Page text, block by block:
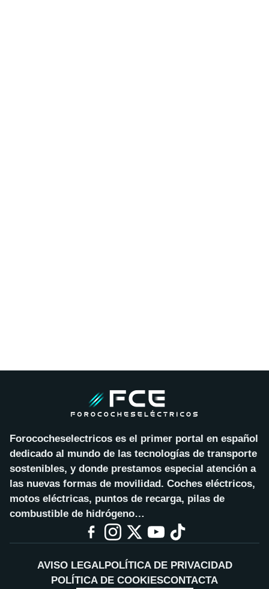
Forococheselectricos es el primer portal en español
dedicado al mundo de las tecnologías de transporte
sostenibles, y donde prestamos especial atención a
las nuevas formas de movilidad. Coches eléctricos,
motos eléctricas, puntos de recarga, pilas de
combustible de hidrógeno…
AVISO LEGALPOLÍTICA DE PRIVACIDAD
POLÍTICA DE COOKIESCONTACTA